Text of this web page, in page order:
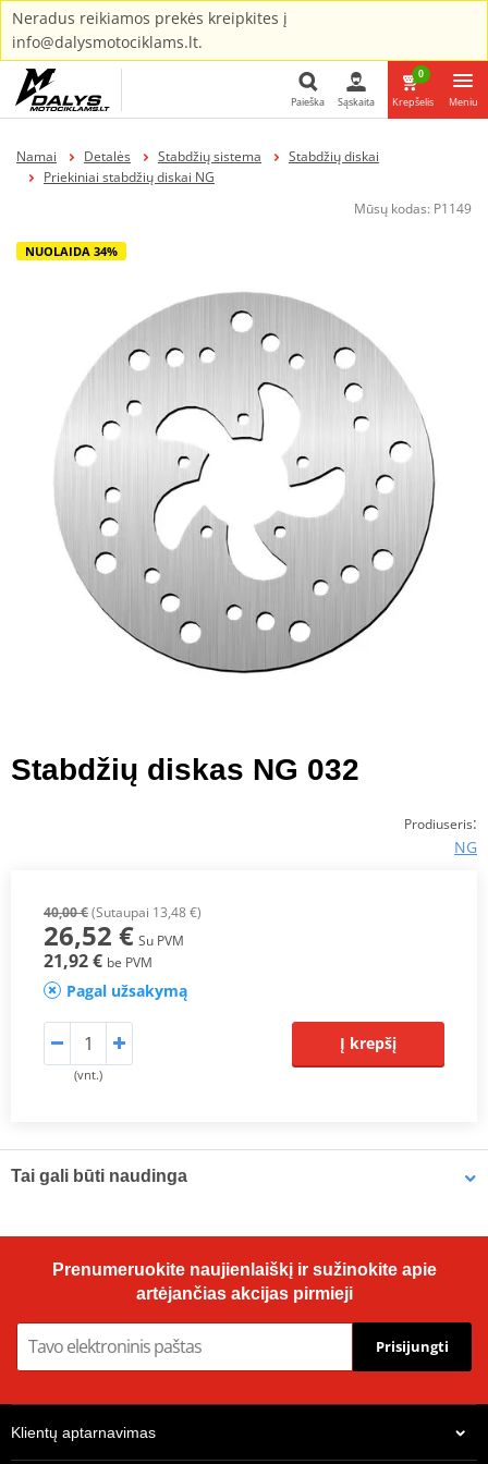
Neradus reikiamos prekės kreipkites į
info@dalysmotociklams.lt.
Paieška Sąskaita
0
Krepšelis Meniu
Namai Detalės Stabdžių sistema
Stabdžių diskai
Priekiniai stabdžių diskai NG
Mūsų kodas: P1149
NUOLAIDA 34%
Stabdžių diskas NG 032
Prodiuseris:
NG
40,00 €(Sutaupai 13,48 €)
26,52 € Su PVM
21,92 € be PVM
Pagal užsakymą
(vnt.)
Į krepšį
Tai gali būti naudinga
ml (ideal for workshops)
Prenumeruokite naujienlaiškį ir sužinokite apie
artėjančias akcijas pirmieji
Prisijungti
Klientų aptarnavimas